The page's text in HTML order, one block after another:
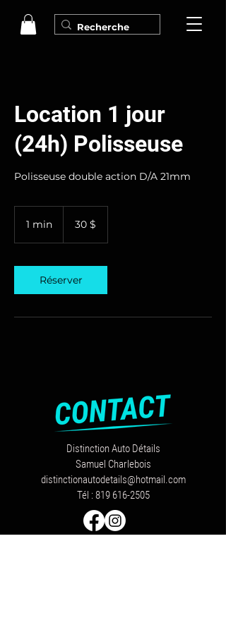
Location 1 jour
(24h) Polisseuse
Polisseuse double action D/A 21mm
1 min
n
canadiens
30 $
Réserver
Distinction Auto Détails
Samuel Charlebois
distinctionautodetails@hotmail.com
Tél :819 616-2505